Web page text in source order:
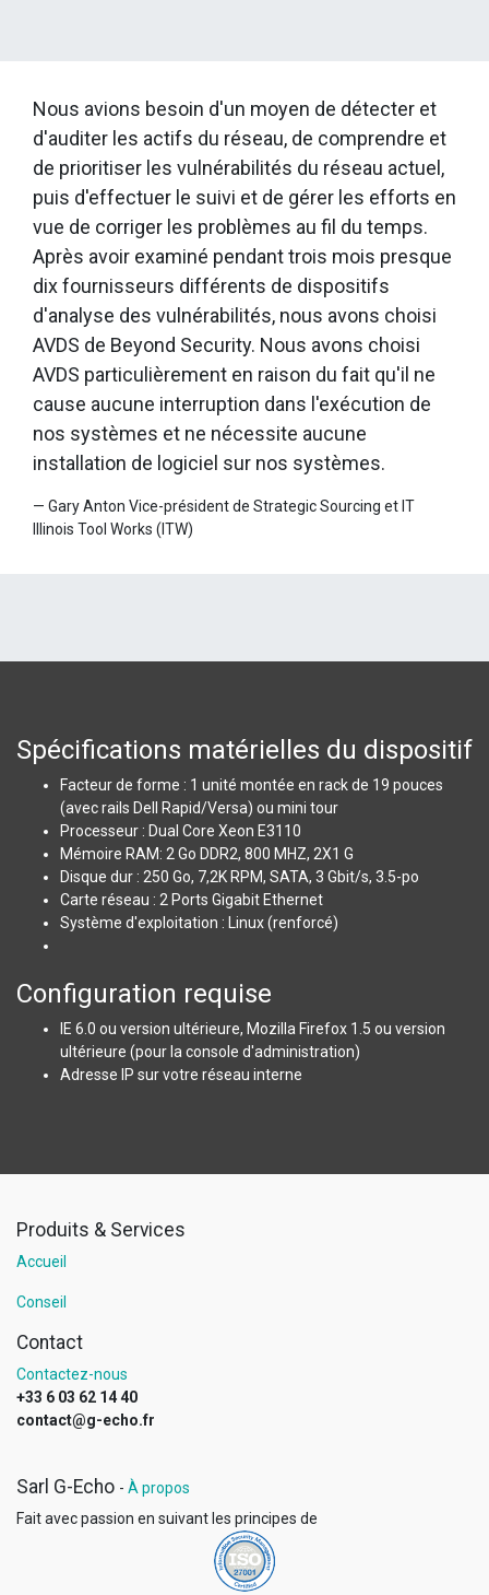
Nous avions besoin d'un moyen de détecter et
d'auditer les actifs du réseau, de comprendre et
de prioritiser les vulnérabilités du réseau actuel,
puis d'effectuer le suivi et de gérer les efforts en
vue de corriger les problèmes au fil du temps.
Après avoir examiné pendant trois mois presque
dix fournisseurs différents de dispositifs
d'analyse des vulnérabilités, nous avons choisi
AVDS de Beyond Security. Nous avons choisi
AVDS particulièrement en raison du fait qu'il ne
cause aucune interruption dans l'exécution de
nos systèmes et ne nécessite aucune
installation de logiciel sur nos systèmes.
— Gary Anton Vice-président de Strategic Sourcing et IT
Illinois Tool Works (ITW)
Spécifications matérielles du dispositif
Facteur de forme : 1 unité montée en rack de 19 pouces
(avec rails Dell Rapid/Versa) ou mini tour
Processeur : Dual Core Xeon E3110
Mémoire RAM: 2 Go DDR2, 800 MHZ, 2X1 G
Disque dur : 250 Go, 7,2K RPM, SATA, 3 Gbit/s, 3.5-po
Carte réseau : 2 Ports Gigabit Ethernet
Système d'exploitation : Linux (renforcé)
Configuration requise
IE 6.0 ou version ultérieure, Mozilla Firefox 1.5 ou version
ultérieure (pour la console d'administration)
Adresse IP sur votre réseau interne
Produits & Services
Accueil
Conseil
Contact
Contactez-nous
+33 6 03 62 14 40
contact@g-echo.fr
Sarl G-Echo - À propos
Fait avec passion en suivant les principes de